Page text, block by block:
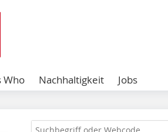
Who Nachhaltigkeit Jobs